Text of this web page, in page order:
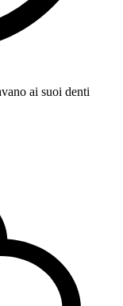
ai suoi denti